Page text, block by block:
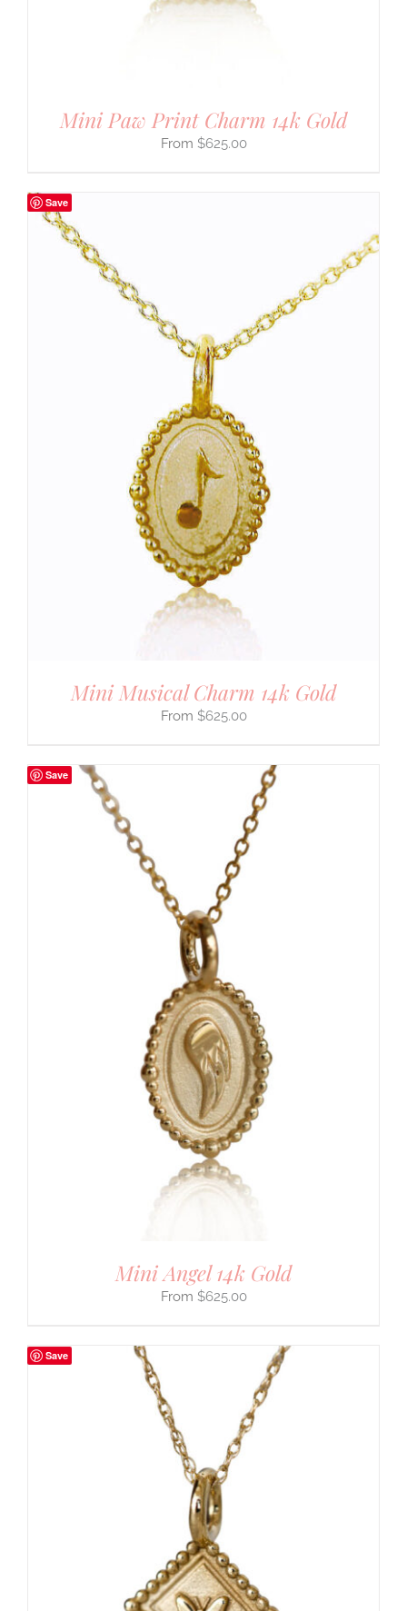
Mini Paw Print Charm 14k Gold
$625.00
Save
Mini Musical Charm 14k Gold
$625.00
Save
Mini Angel 14k Gold
$625.00
Save